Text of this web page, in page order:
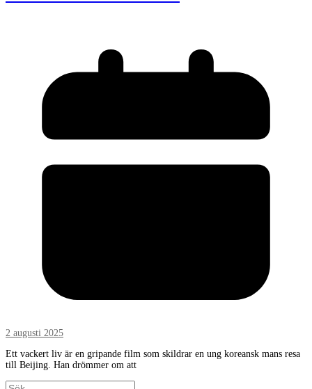
2 augusti 2025
Ett vackert liv är en gripande film som skildrar en ung koreansk mans resa
till Beijing. Han drömmer om att